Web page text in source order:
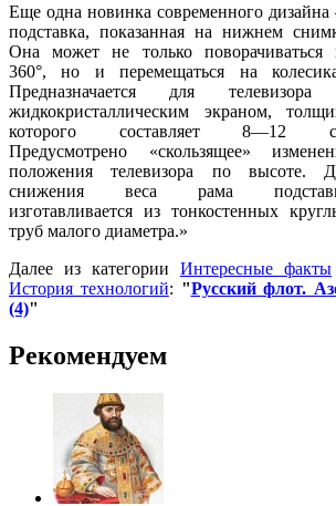
Еще одна новинка современного
подставка, показанная на нижнем
Она может не только поворачиваться
360°, но и перемещаться на
Предназначается для
жидкокристаллическим экраном,
которого составляет 8—12
Предусмотрено «скользящее»
положения телевизора по высоте.
снижения веса рама
изготавливается из тонкостенных
труб малого диаметра.»
Далее из категорииИнтересные факты
История технологий: "Русский флот.
(4)"
Рекомендуем